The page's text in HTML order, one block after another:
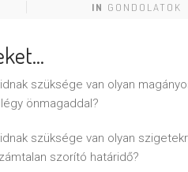
IN GONDOLATOK
szüksége van olyan
önmagaddal?
szüksége van olyan
szorító határidő?